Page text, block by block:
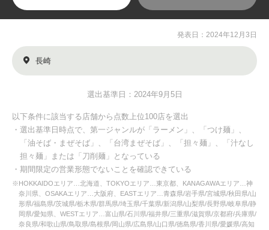
発表日：2024年12月3日
長崎
選出基準日：2024年9月5日
以下条件に該当する店舗から点数上位100店を選出
・選出基準日時点で、第一ジャンルが「ラーメン」、「つけ麺」、
「油そば・まぜそば」、「台湾まぜそば」、「担々麺」、「汁なし
担々麺」または「刀削麺」となっている
・期間限定の営業形態でないことを確認できている
※HOKKAIDOエリア…北海道、TOKYOエリア…東京都、KANAGAWAエリア…神
奈川県、OSAKAエリア…大阪府、EASTエリア…青森県/岩手県/宮城県/秋田県/山
形県/福島県/茨城県/栃木県/群馬県/埼玉県/千葉県/新潟県/山梨県/長野県/岐阜県/静
岡県/愛知県、WESTエリア…富山県/石川県/福井県/三重県/滋賀県/京都府/兵庫県/
奈良県/和歌山県/鳥取県/島根県/岡山県/広島県/山口県/徳島県/香川県/愛媛県/高知